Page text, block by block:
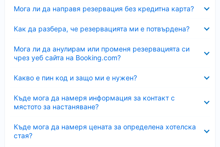
Мога ли да направя резервация без кредитна карта?
Как да разбера, че резервацията ми е потвърдена?
Мога ли да анулирам или променя резервацията си
чрез уеб сайта на Booking.com?
Какво е пин код и защо ми е нужен?
Къде мога да намеря информация за контакт с
мястото за настаняване?
Къде мога да намеря цената за определена хотелска
стая?